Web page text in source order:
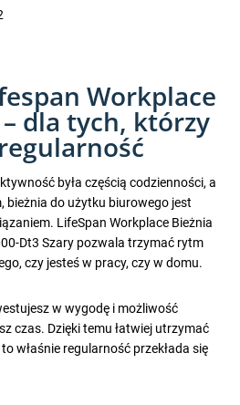
Workplace
– dla tych, którzy
była częścią codzienności, a
bieżnia do użytku biurowego jest
LifeSpan Workplace Bieżnia
Dt3 Szary pozwala trzymać rytm
czy jesteś w pracy, czy w domu.
w wygodę i możliwość
czas. Dzięki temu łatwiej utrzymać
właśnie regularność przekłada się